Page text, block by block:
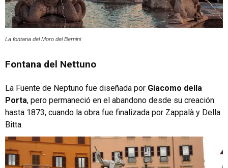
La fontana del Moro del Bernini
Fontana del Nettuno
La Fuente de Neptuno fue diseñada por Giacomo della
Porta, pero permaneció en el abandono desde su creación
hasta 1873, cuando la obra fue finalizada por Zappalà y Della
Bitta.